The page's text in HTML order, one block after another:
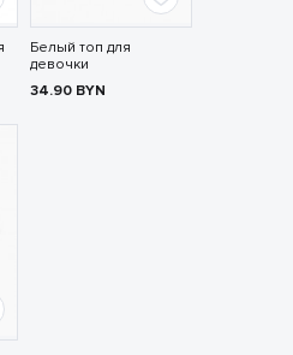
Белый топ для
девочки
34.90 BYN